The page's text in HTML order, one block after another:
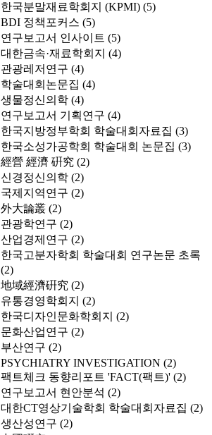
한국분말재료학회지 (KPMI) (5)
BDI 정책포커스 (5)
연구보고서 인사이트 (5)
대한금속·재료학회지 (4)
관광레저연구 (4)
학술대회논문집 (4)
생물정신의학 (4)
연구보고서 기획연구 (4)
한국지방정부학회 학술대회자료집 (3)
한국소성가공학회 학술대회 논문집 (3)
經營 經濟 硏究 (2)
신경정신의학 (2)
국제지역연구 (2)
外大論叢 (2)
관광학연구 (2)
산업경제연구 (2)
한국고분자학회 학술대회 연구논문 초록
(2)
地域經濟硏究 (2)
유통경영학회지 (2)
한국디자인문화학회지 (2)
문화산업연구 (2)
부산연구 (2)
PSYCHIATRY INVESTIGATION (2)
팩트체크 동향리포트 'FACT(팩트)' (2)
연구보고서 현안분석 (2)
대한CT영상기술학회 학술대회자료집 (2)
생산성연구 (2)